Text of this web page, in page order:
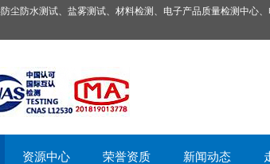
尘防水测试、盐雾测试、材料检测、电子产品质量检测中心
资源中心 荣誉资质 新闻动态